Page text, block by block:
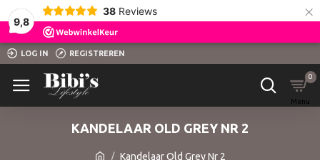
9,8
38 Reviews ×
LOG IN REGISTREREN
0
Kandelaar Old Grey Nr 2
KANDELAAR OLD GREY NR 2